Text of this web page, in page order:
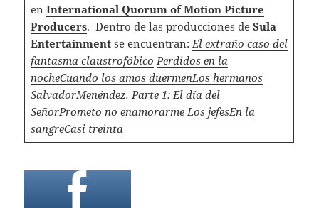
en International Quorum of Motion Picture
Producers. Dentro de las producciones de Sula
Entertainment se encuentran: El extraño caso del
fantasma claustrofóbico Perdidos en la
nocheCuando los amos duermenLos hermanos
SalvadorMenéndez. Parte 1: El día del
SeñorPrometo no enamorarme Los jefesEn la
sangreCasi treinta